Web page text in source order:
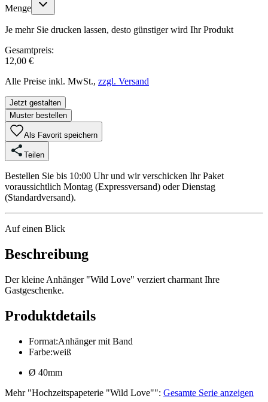
Menge
Je mehr Sie drucken lassen, desto günstiger wird Ihr Produkt
Gesamtpreis:
12,00 €
Alle Preise inkl. MwSt., zzgl. Versand
Jetzt gestalten
Muster bestellen
Als Favorit speichern
Teilen
Bestellen Sie bis 10:00 Uhr und wir verschicken Ihr Paket
voraussichtlich Montag (Expressversand) oder Dienstag
(Standardversand).
Auf einen Blick
Beschreibung
Der kleine Anhänger "Wild Love" verziert charmant Ihre
Gastgeschenke.
Produktdetails
Format:Anhänger mit Band
Farbe:weiß
Ø 40mm
Mehr"Hochzeitspapeterie "Wild Love"": Gesamte Serie anzeigen